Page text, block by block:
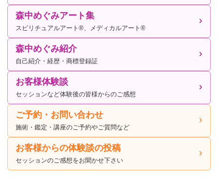
森中めぐみアート集
スピリチュアルアート®、メディカルアート®
森中めぐみ紹介
自己紹介・経歴・商標登録証
お客様体験談
セッションなど体験後の皆様からのご感想
ご予約・お問い合わせ
施術・鑑定・講座のご予約やご質問など
お客様からの体験談の投稿
セッションのご感想をお聞かせ下さい